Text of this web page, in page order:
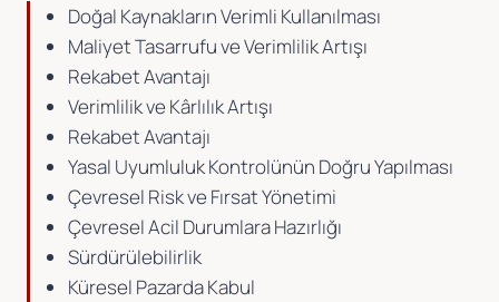
Doğal Kaynakların Verimli Kullanılması
Maliyet Tasarrufu ve Verimlilik Artışı
Rekabet Avantajı
Verimlilik ve Kârlılık Artışı
Rekabet Avantajı
Yasal Uyumluluk Kontrolünün Doğru Yapılması
Çevresel Risk ve Fırsat Yönetimi
Çevresel Acil Durumlara Hazırlığı
Sürdürülebilirlik
Küresel Pazarda Kabul